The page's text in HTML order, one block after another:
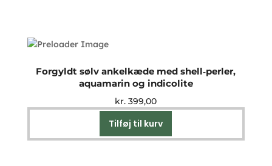
Forgyldt sølv ankelkæde med shell‑perler,
aquamarin og indicolite
kr. 399,00
Tilføj til kurv